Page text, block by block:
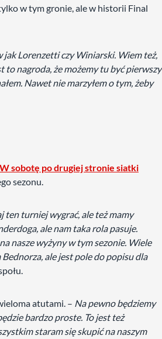
w tym gronie, ale w historii Final
jak Lorenzetti czy Winiarski. Wiem też,
to nagroda, że możemy tu być pierwszy
Nawet nie marzyłem o tym, żeby
W sobotę po drugiej stronie siatki
sezonu.
ten turniej wygrać, ale też mamy
ale nam taka rola pasuje.
nasze wyżyny w tym sezonie. Wiele
ale jest pole do popisu dla
atutami. – Na pewno będziemy
bardzo proste. To jest też
staram się skupić na naszym